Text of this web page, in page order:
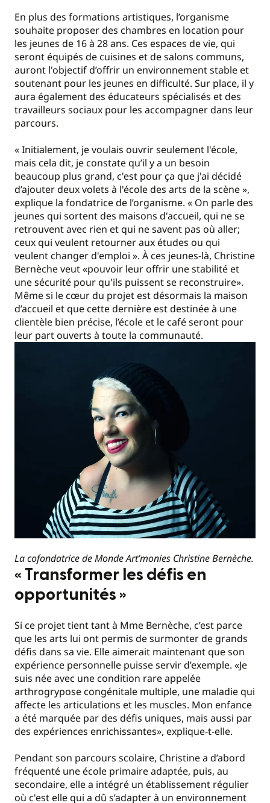
En plus des formations artistiques, l’organisme
souhaite proposer des chambres en location pour
les jeunes de 16 à 28 ans. Ces espaces de vie, qui
seront équipés de cuisines et de salons communs,
auront l'objectif d’offrir un environnement stable et
soutenant pour les jeunes en difficulté. Sur place, il y
aura également des éducateurs spécialisés et des
travailleurs sociaux pour les accompagner dans leur
parcours.
« Initialement, je voulais ouvrir seulement l'école,
mais cela dit, je constate qu’il y a un besoin
beaucoup plus grand, c'est pour ça que j'ai décidé
d’ajouter deux volets à l'école des arts de la scène »,
explique la fondatrice de l’organisme. « On parle des
jeunes qui sortent des maisons d'accueil, qui ne se
retrouvent avec rien et qui ne savent pas où aller;
ceux qui veulent retourner aux études ou qui
veulent changer d'emploi ». À ces jeunes-là, Christine
Bernèche veut «pouvoir leur offrir une stabilité et
une sécurité pour qu'ils puissent se reconstruire».
Même si le cœur du projet est désormais la maison
d’accueil et que cette dernière est destinée à une
clientèle bien précise, l’école et le café seront pour
leur part ouverts à toute la communauté.
La cofondatrice de Monde Art’monies Christine Bernèche.
« Transformer les défis en
opportunités »
Si ce projet tient tant à Mme Bernèche, c’est parce
que les arts lui ont permis de surmonter de grands
défis dans sa vie. Elle aimerait maintenant que son
expérience personnelle puisse servir d’exemple. «Je
suis née avec une condition rare appelée
arthrogrypose congénitale multiple, une maladie qui
affecte les articulations et les muscles. Mon enfance
a été marquée par des défis uniques, mais aussi par
des expériences enrichissantes», explique-t-elle.
Pendant son parcours scolaire, Christine a d’abord
fréquenté une école primaire adaptée, puis, au
secondaire, elle a intégré un établissement régulier
où c'est elle qui a dû s’adapter à un environnement